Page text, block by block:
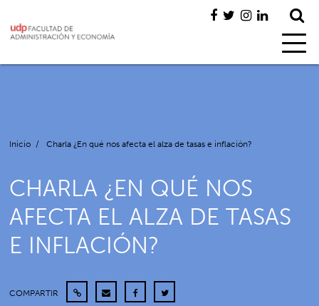
Inicio / Charla ¿En qué nos afecta el alza de tasas e inflación?
CHARLA ¿EN QUÉ NOS
AFECTA EL ALZA DE TASAS
E INFLACIÓN?
COMPARTIR